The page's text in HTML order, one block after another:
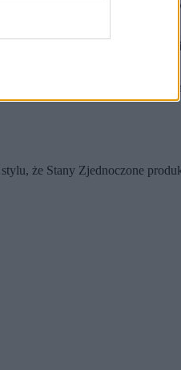
składa – Chiny mają
ostatnio się załamał.
oni na irańskiej ropie.
jeszcze podczas pobytu
że Stany Zjednoczone